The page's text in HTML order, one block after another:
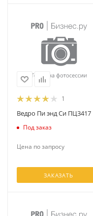
1
Ведро Пи энд Си ПЦ3417
Под заказ
Цена по запросу
ЗАКАЗАТЬ